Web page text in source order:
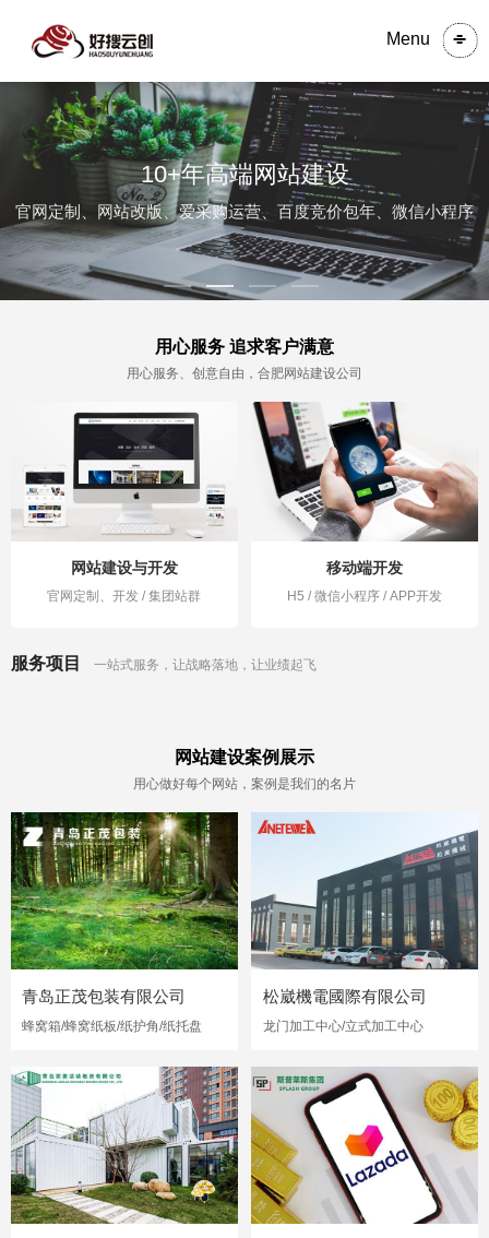
Menu
10+年高端网站建设
官网定制、网站改版、爱采购运营、百度竞价包年、微信小程序
用心服务 追求客户满意
用心服务、创意自由，合肥网站建设公司
网站建设与开发
官网定制、开发 / 集团站群
移动端开发
H5 / 微信小程序 / APP开发
服务项目 一站式服务，让战略落地，让业绩起飞
网站建设案例展示
用心做好每个网站，案例是我们的名片
青岛正茂包装有限公司
蜂窝箱/蜂窝纸板/纸护角/纸托盘
松崴機電國際有限公司
龙门加工中心/立式加工中心